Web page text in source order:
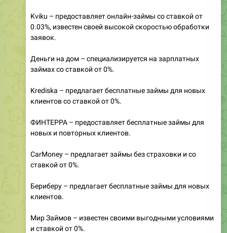
Kviku – предоставляет онлайн-займы со ставкой от
0.03%, известен своей высокой скоростью обработки
заявок.
Деньги на дом – специализируется на зарплатных
займах со ставкой от 0%.
Krediska – предлагает бесплатные займы для новых
клиентов со ставкой от 0%.
ФИНТЕРРА – предоставляет бесплатные займы для
новых и повторных клиентов.
CarMoney – предлагает займы без страховки и со
ставкой от 0%.
Бериберу – предлагает бесплатные займы для новых
клиентов.
Мир Займов – известен своими выгодными условиями
и ставкой от 0%.